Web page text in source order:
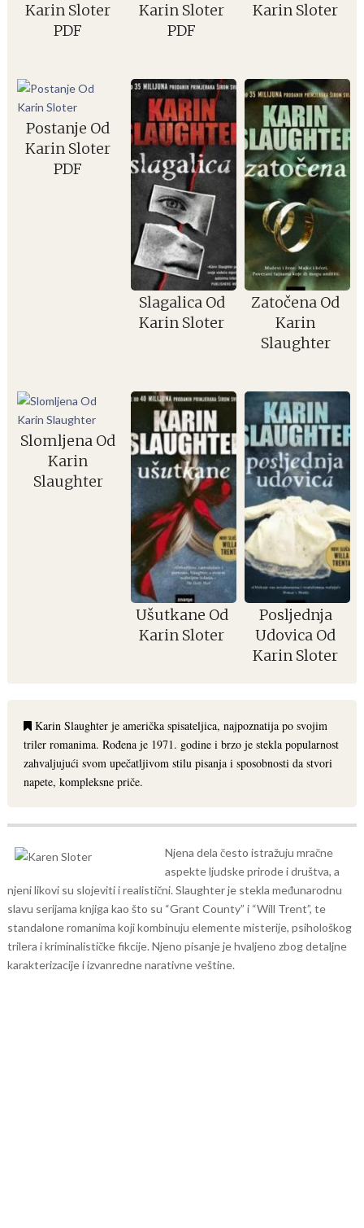
Karin Sloter
PDF
Karin Sloter
PDF
Karin Sloter
Postanje Od
Karin Sloter
PDF
Slagalica Od
Karin Sloter
Zatočena Od
Karin
Slaughter
Slomljena Od
Karin
Slaughter
Ušutkane Od
Karin Sloter
Posljednja
Udovica Od
Karin Sloter
Karin Slaughter je američka spisateljica, najpoznatija po svojim
triler romanima. Rođena je 1971. godine i brzo je stekla popularnost
zahvaljujući svom upečatljivom stilu pisanja i sposobnosti da stvori
napete, kompleksne priče.
Njena dela često istražuju mračne
aspekte ljudske prirode i društva, a
njeni likovi su slojeviti i realistični. Slaughter je stekla međunarodnu
slavu serijama knjiga kao što su “Grant County” i “Will Trent”, te
standalone romanima koji kombinuju elemente misterije, psihološkog
trilera i kriminalističke fikcije. Njeno pisanje je hvaljeno zbog detaljne
karakterizacije i izvanredne narativne veštine.